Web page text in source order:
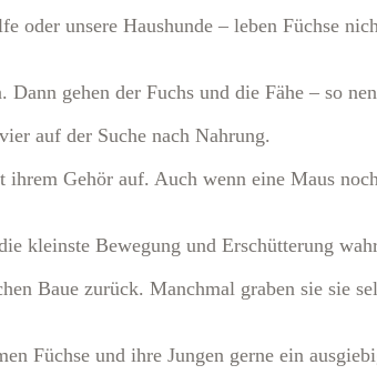
oder unsere Haushunde – leben Füchse
gehen der Fuchs und die Fähe – so
auf der Suche nach Nahrung.
Gehör auf. Auch wenn eine Maus
kleinste Bewegung und Erschütterung
Baue zurück. Manchmal graben sie sie
Füchse und ihre Jungen gerne ein